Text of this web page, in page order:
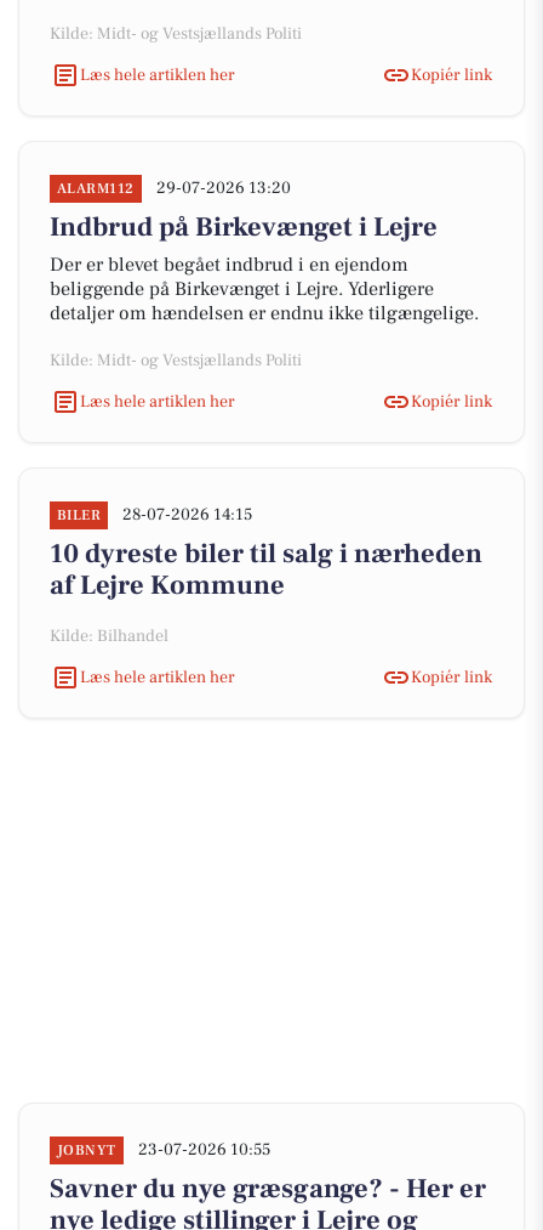
Kilde: Midt- og Vestsjællands Politi
Læs hele artiklen her
Kopiér link
ALARM112 29-07-2026 13:20
Indbrud på Birkevænget i Lejre
Der er blevet begået indbrud i en ejendom
beliggende på Birkevænget i Lejre. Yderligere
detaljer om hændelsen er endnu ikke tilgængelige.
Kilde: Midt- og Vestsjællands Politi
Læs hele artiklen her
Kopiér link
BILER 28-07-2026 14:15
10 dyreste biler til salg i nærheden
af Lejre Kommune
Kilde: Bilhandel
Læs hele artiklen her
Kopiér link
JOBNYT 23-07-2026 10:55
Savner du nye græsgange? - Her er
nye ledige stillinger i Lejre og